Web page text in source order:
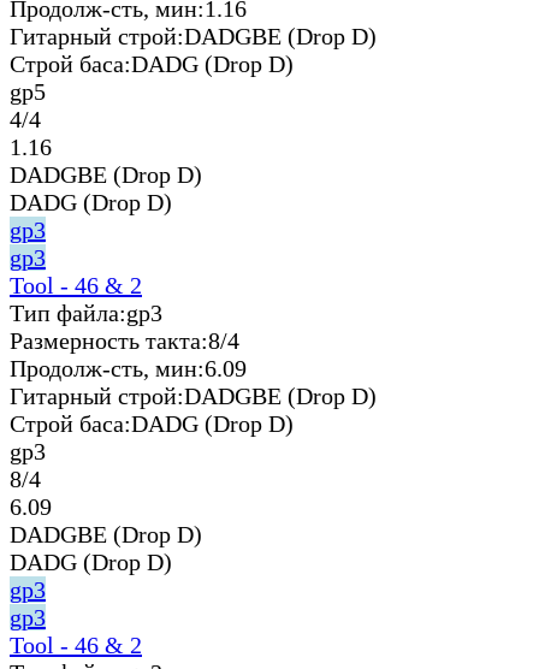
Продолж-сть, мин:1.16
Гитарный строй:DADGBE (Drop D)
Строй баса:DADG (Drop D)
gp5
4/4
1.16
DADGBE (Drop D)
DADG (Drop D)
gp3
gp3
Tool - 46 & 2
Тип файла:gp3
Размерность такта:8/4
Продолж-сть, мин:6.09
Гитарный строй:DADGBE (Drop D)
Строй баса:DADG (Drop D)
gp3
8/4
6.09
DADGBE (Drop D)
DADG (Drop D)
gp3
gp3
Tool - 46 & 2